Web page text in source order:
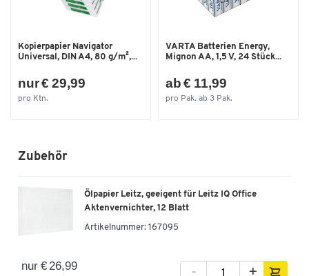
Schnittgeschwindigkeit [mm/s]
Separates CD-Schneidwerk Nein
Spannung [V] 220-240
weiß
Kopierpapier Navigator
Universal, DIN A4, 80 g/m²,...
nur € 29,99
pro Ktn.
VARTA Batterien Energy,
Mignon AA, 1,5 V, 24 Stück...
ab € 11,99
pro Pak. ab 3 Pak.
Zubehör
Ölpapier Leitz, geeigent für Leitz IQ Office
Aktenvernichter, 12 Blatt
Artikelnummer: 167095
nur € 26,99 - +